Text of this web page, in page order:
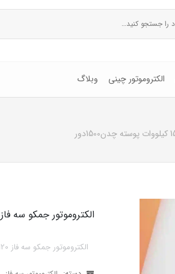
الکتروموتور چینی وبلاگ
الکتروموتور جمکو سه فاز 20اسب 15 کیلووات پوسته چدن1500دور
الکتروموتور جمکو سه فاز 20اسب 15 کیلووات پوسته چدن1500دور